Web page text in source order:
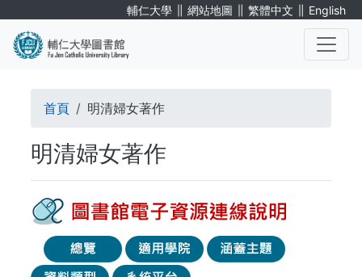
輔仁大學 ∥ 網站地圖 ∥ 繁體中文 ∥ English
導
連
結
首頁 明清婦女著作
明清婦女著作